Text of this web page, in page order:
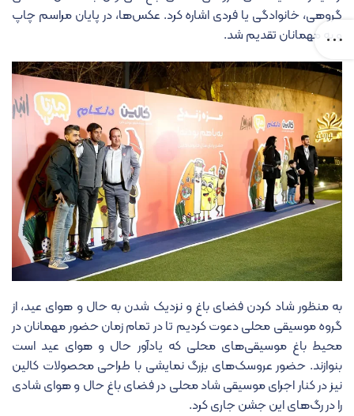
گروهی، خانوادگی یا فردی اشاره کرد. عکس‌ها، در پایان مراسم چاپ
و به مهمانان تقدیم شد.
به منظور شاد کردن فضای باغ و نزدیک شدن به حال و هوای عید، از
گروه موسیقی محلی دعوت کردیم تا در تمام زمان حضور مهمانان در
محیط باغ موسیقی‌های محلی که یادآور حال و هوای عید است
بنوازند. حضور عروسک‌های بزرگ نمایشی با طراحی محصولات کالین
نیز در کنار اجرای موسیقی شاد محلی در فضای باغ حال و هوای شادی
را در رگ‌های این جشن جاری کرد.